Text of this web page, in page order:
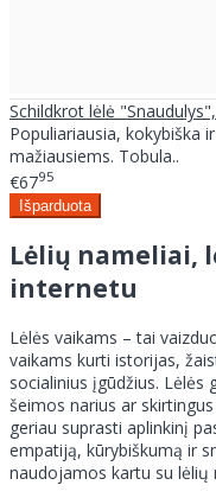
Schildkrot lėlė
Populiariausia, kokybiška
mažiausiems. Tobula..
€6795
Lėlių nameliai,
internetu
Lėlės vaikams – tai
vaikams kurti istorijas,
socialinius įgūdžius. Lėlės
šeimos narius ar
geriau suprasti aplinkinį
empatiją, kūrybiškumą ir
naudojamos kartu su lėlių